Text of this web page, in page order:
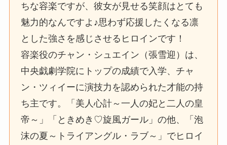
ちな容楽ですが、彼女が見せる笑顔はとても
魅力的なんですよ♪思わず応援したくなる凛
とした強さを感じさせるヒロインです！
容楽役のチャン・シュエイン（張雪迎）は、
中央戯劇学院にトップの成績で入学、チャ
ン・ツィイーに演技力を認められた才能の持
ち主です。「美人心計～一人の妃と二人の皇
帝～」「ときめき♡旋風ガール」の他、「泡
沫の夏～トライアングル・ラブ～」でヒロイ